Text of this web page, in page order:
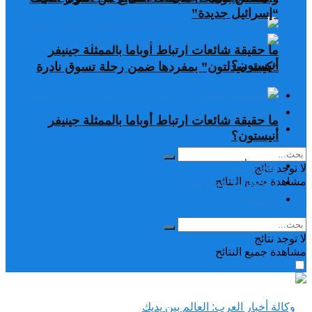
ما حقيقة شائعات ارتباط أوباما بالممثلة جينيفر
أنيستون؟
تغريدات
دراسات وبحوث
رياضة
لا توجد نتائج
مشاهدة جميع النتائح
“إسرائيل جديدة”
“كيت ميدلتون” بمفردها ضمن رحلة تسوق نادرة
ما حقيقة شائعات ارتباط أوباما بالممثلة جينيفر
أنيستون؟
تغريدات
دراسات وبحوث
لا توجد نتائج
مشاهدة جميع النتائح